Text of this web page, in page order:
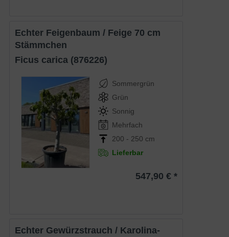
Echter Feigenbaum / Feige 70 cm
Stämmchen
Ficus carica (876226)
Sommergrün
Grün
Sonnig
Mehrfach
200 - 250 cm
Lieferbar
547,90 € *
Echter Gewürzstrauch / Karolina-